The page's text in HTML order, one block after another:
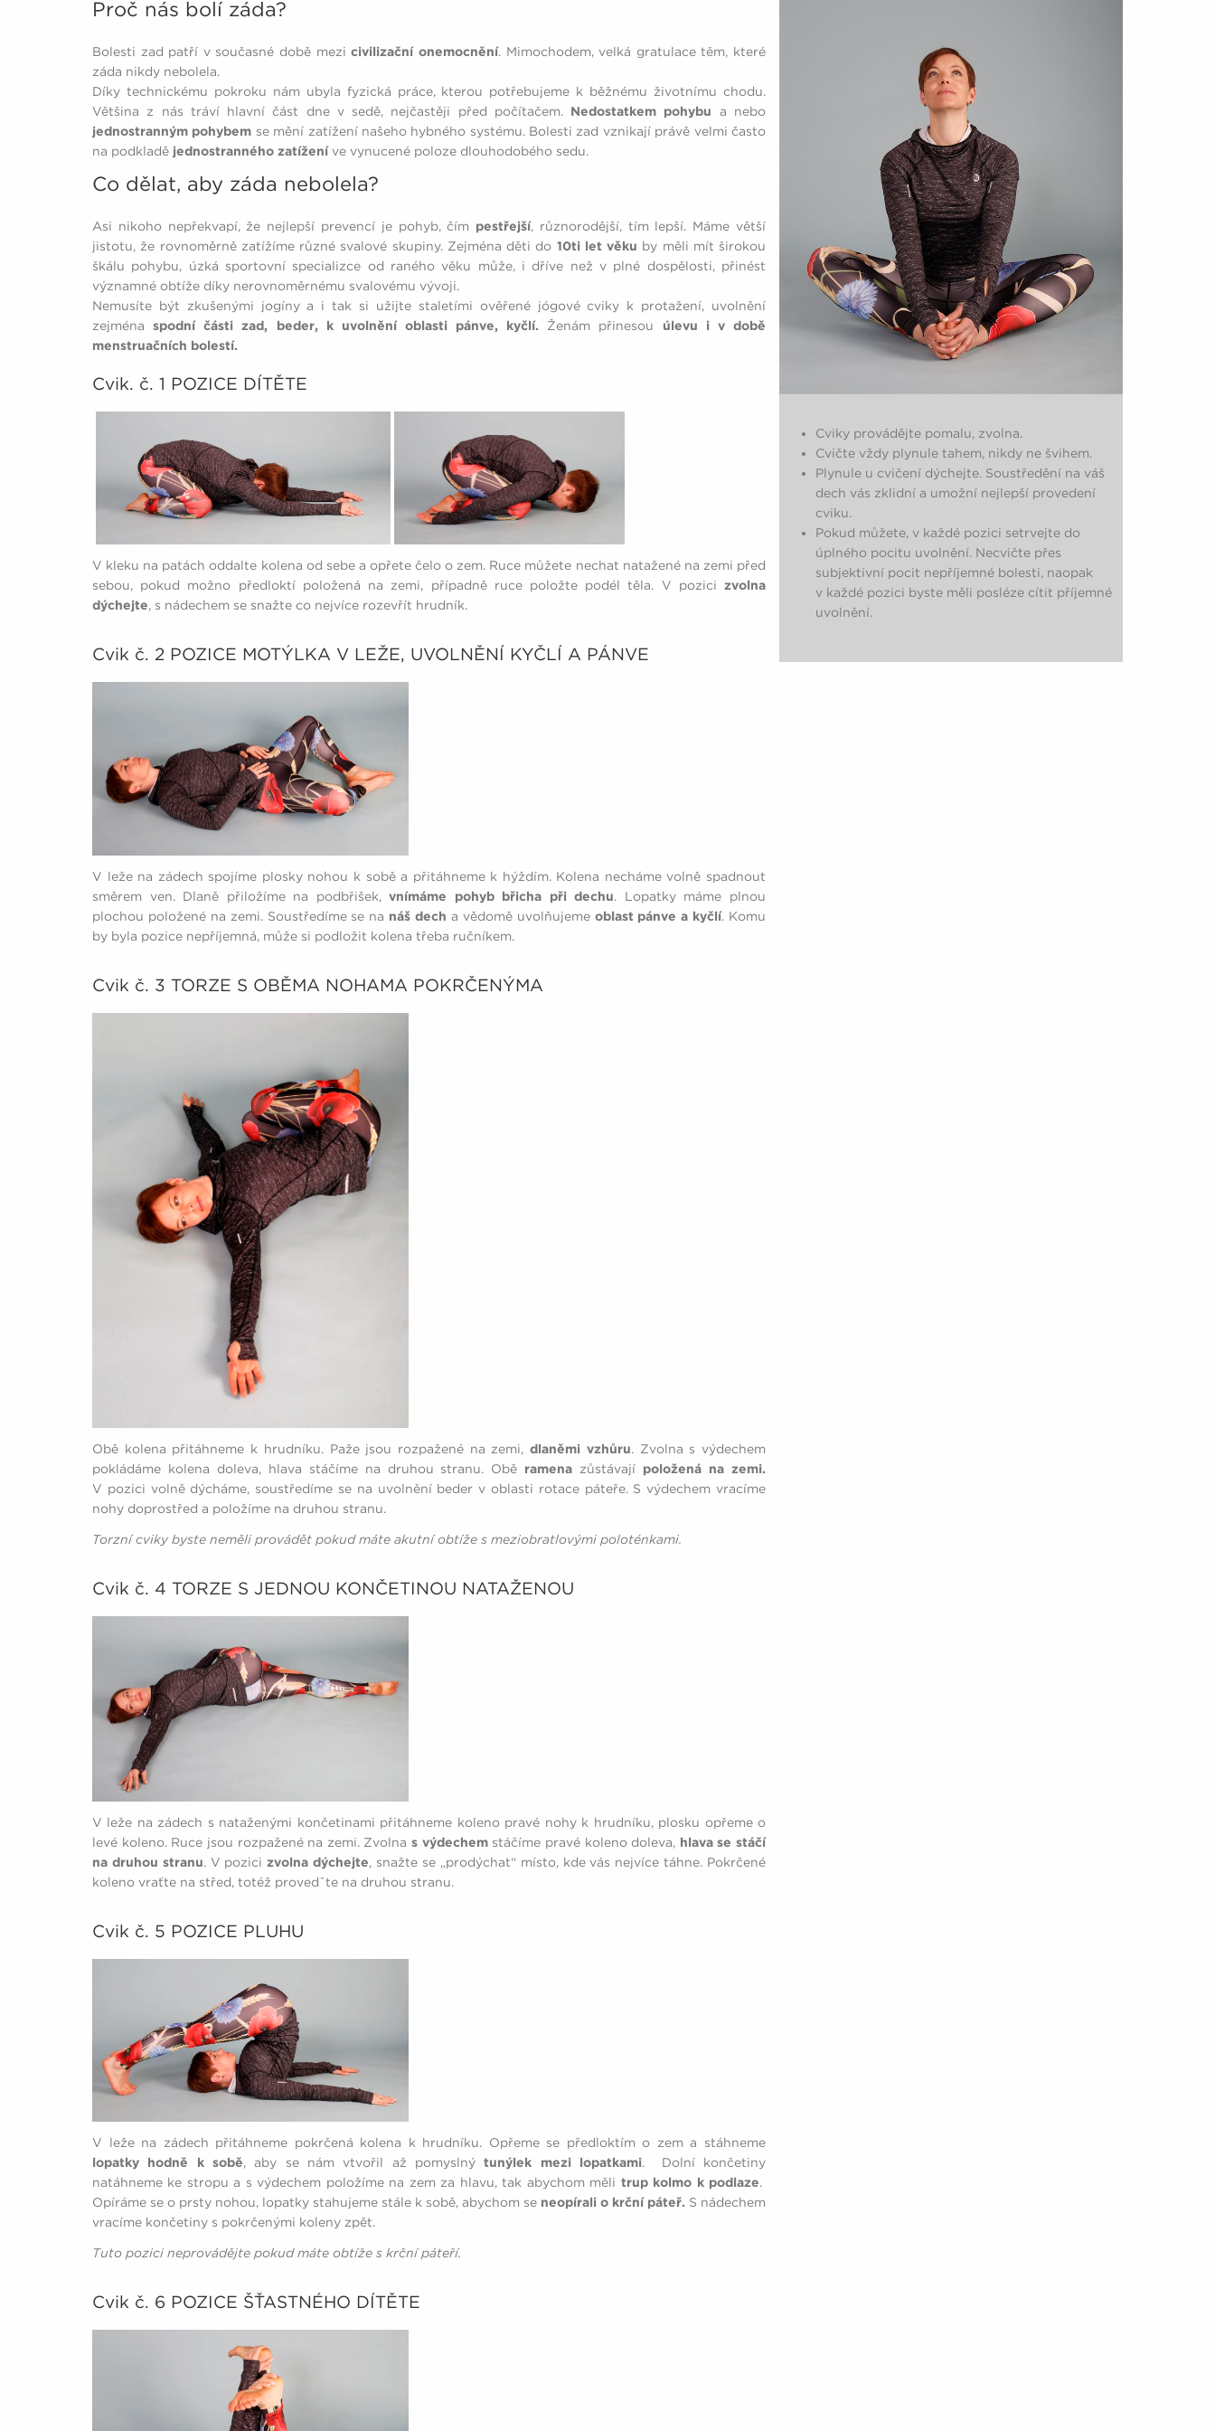
Proč nás bolí záda?
Bolesti zad patří v současné době mezicivilizační onemocnění. Mimochodem, velká gratulace těm, které
záda nikdy nebolela.
Díky technickému pokroku nám ubyla fyzická práce, kterou potřebujeme k běžnému životnímu chodu.
Většina z nás tráví hlavní část dne v sedě, nejčastěji před počítačem. Nedostatkem pohybu a nebo
jednostranným pohybem se mění zatížení našeho hybného systému. Bolesti zad vznikají právě velmi často
na podkladě jednostranného zatíženíve vynucené poloze dlouhodobého sedu.
Co dělat, aby záda nebolela?
Asi nikoho nepřekvapí, že nejlepší prevencí je pohyb, čím pestřejší, různorodější, tím lepší. Máme větší
jistotu, že rovnoměrně zatížíme různé svalové skupiny. Zejména děti do 10ti let věku by měli mít širokou
škálu pohybu, úzká sportovní specializce od raného věku může, i dříve než v plné dospělosti, přinést
významné obtíže díky nerovnoměrnému svalovému vývoji.
Nemusíte být zkušenými jogíny a i tak si užijte staletími ověřené jógové cviky k protažení, uvolnění
zejménaspodní části zad, beder, k uvolnění oblasti pánve, kyčlí. Ženám přinesou úlevu i v době
menstruačních bolestí.
Cvik. č. 1 POZICE DÍTĚTE
V kleku na patách oddalte kolena od sebe a opřete čelo o zem. Ruce můžete nechat natažené na zemi před
sebou, pokud možno předloktí položená na zemi, případně ruce položte podél těla. V pozici zvolna
dýchejte, s nádechem se snažte co nejvíce rozevřít hrudník.
Cvik č. 2 POZICE MOTÝLKA V LEŽE, UVOLNĚNÍ KYČLÍ A PÁNVE
V leže na zádech spojíme plosky nohou k sobě a přitáhneme k hýždím. Kolena necháme volně spadnout
směrem ven. Dlaně přiložíme na podbřišek,vnímáme pohyb břicha při dechu. Lopatky máme plnou
plochou položené na zemi. Soustředíme se na náš dech a vědomě uvolňujeme oblast pánve a kyčlí. Komu
by byla pozice nepříjemná, může si podložit kolena třeba ručníkem.
Cvik č. 3 TORZE S OBĚMA NOHAMA POKRČENÝMA
Obě kolena přitáhneme k hrudníku. Paže jsou rozpažené na zemi,dlaněmi vzhůru. Zvolna s výdechem
pokládáme kolena doleva, hlava stáčíme na druhou stranu. Obě ramena zůstávají položená na zemi.
V pozici volně dýcháme, soustředíme se na uvolnění beder v oblasti rotace páteře. S výdechem vracíme
nohy doprostřed a položíme na druhou stranu.
Torzní cviky byste neměli provádět pokud máte akutní obtíže s meziobratlovými poloténkami.
Cvik č. 4 TORZE S JEDNOU KONČETINOU NATAŽENOU
V leže na zádech s nataženými končetinami přitáhneme koleno pravé nohy k hrudníku, plosku opřeme o
levé koleno. Ruce jsou rozpažené na zemi. Zvolna s výdechemstáčíme pravé koleno doleva, hlava se stáčí
na druhou stranu. V pozicizvolna dýchejte, snažte se „prodýchat“ místo, kde vás nejvíce táhne. Pokrčené
koleno vraťte na střed, totéž provedˇte na druhou stranu.
Cvik č. 5 POZICE PLUHU
V leže na zádech přitáhneme pokrčená kolena k hrudníku. Opřeme se předloktím o zem a stáhneme
lopatky hodně k sobě, aby se nám vtvořil až pomyslnýtunýlek mezi lopatkami. Dolní končetiny
natáhneme ke stropu a s výdechem položíme na zem za hlavu, tak abychom měli trup kolmo k podlaze.
Opíráme se o prsty nohou, lopatky stahujeme stále k sobě, abychom se neopírali o krční páteř. S nádechem
vracíme končetiny s pokrčenými koleny zpět.
Tuto pozici neprovádějte pokud máte obtíže s krční páteří.
Cvik č. 6 POZICE ŠŤASTNÉHO DÍTĚTE
Cviky provádějte pomalu, zvolna.
Cvičte vždy plynule tahem, nikdy ne švihem.
Plynule u cvičení dýchejte. Soustředění na váš
dech vás zklidní a umožní nejlepší provedení
cviku.
Pokud můžete, v každé pozici setrvejte do
úplného pocitu uvolnění. Necvičte přes
subjektivní pocit nepříjemné bolesti, naopak
v každé pozici byste měli posléze cítit příjemné
uvolnění.